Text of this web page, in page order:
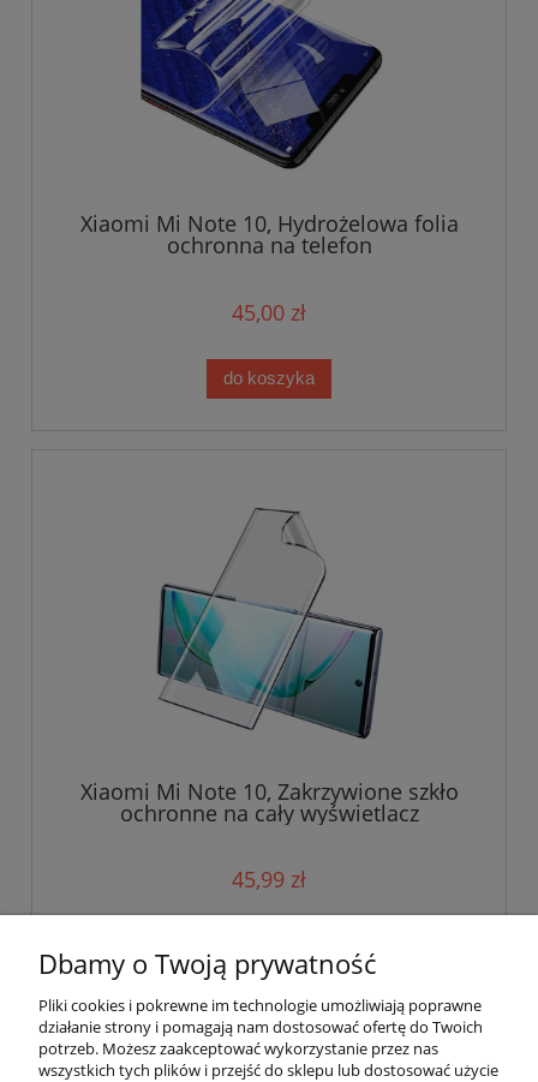
Xiaomi Mi Note 10, Hydrożelowa folia
ochronna na telefon
45,00 zł
do koszyka
Xiaomi Mi Note 10, Zakrzywione szkło
ochronne na cały wyświetlacz
45,99 zł
Dbamy o Twoją prywatność
Pliki cookies i pokrewne im technologie umożliwiają poprawne
działanie strony i pomagają nam dostosować ofertę do Twoich
potrzeb. Możesz zaakceptować wykorzystanie przez nas
wszystkich tych plików i przejść do sklepu lub dostosować użycie